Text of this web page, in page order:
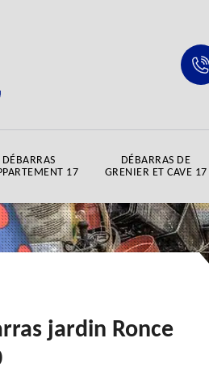
DÉBARRAS
17
DÉBARRAS DE
GRENIER ET CAVE 17
jardin Ronce